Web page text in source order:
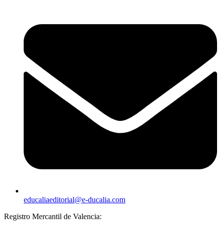
educaliaeditorial@e-ducalia.com
Registro Mercantil de Valencia: